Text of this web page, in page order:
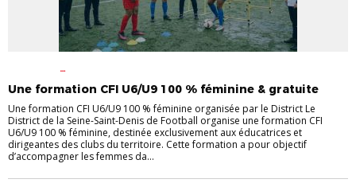
PRATIQUES CLUBS
Une formation CFI U6/U9 100 % féminine & gratuite
Une formation CFI U6/U9 100 % féminine organisée par le District Le
District de la Seine-Saint-Denis de Football organise une formation CFI
U6/U9 100 % féminine, destinée exclusivement aux éducatrices et
dirigeantes des clubs du territoire. Cette formation a pour objectif
d’accompagner les femmes da...